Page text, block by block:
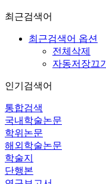
최근검색어
최근검색어 옵션
전체삭제
자동저장끄기
인기검색어
통합검색
국내학술논문
학위논문
해외학술논문
학술지
단행본